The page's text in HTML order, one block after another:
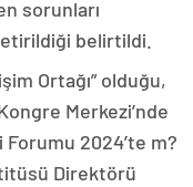
sorunları
belirtildi.
Ortağı” olduğu,
Merkezi’nde
2024’te m?
Direktörü